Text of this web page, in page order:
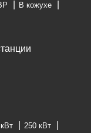
В кожухе
250 кВт